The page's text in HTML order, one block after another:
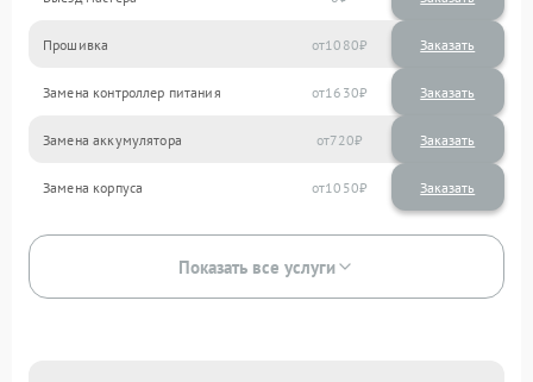
Прошивка 1080
Замена контроллер питания 1630
Замена аккумулятора 720
Замена корпуса 1050
Показать все услуги